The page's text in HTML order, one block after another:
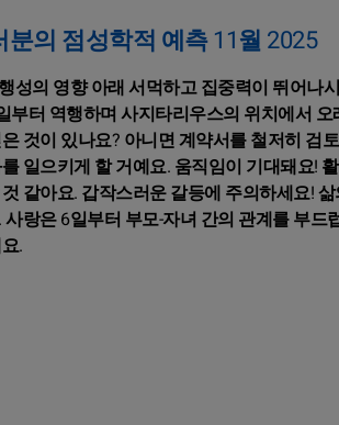
분의 점성학적 예측 11월 2025
성의 영향 아래 서먹하고 집중력이 뛰어나
부터 역행하며 사지타리우스의 위치에서
것이 있나요? 아니면 계약서를 철저히 검
일으키게 할 거예요. 움직임이 기대돼요!
같아요. 갑작스러운 갈등에 주의하세요!
사랑은 6일부터 부모-자녀 간의 관계를 부
.